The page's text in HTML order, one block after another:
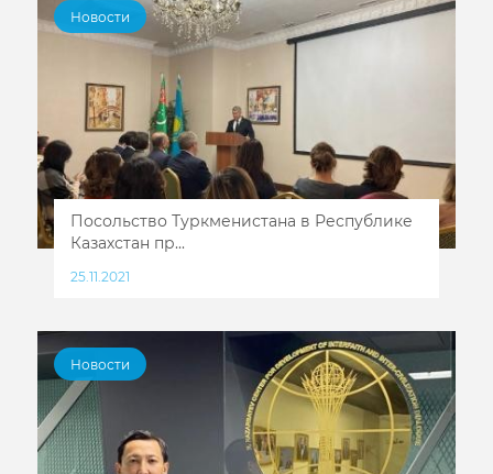
Новости
Посольство Туркменистана в Республике
Казахстан пр...
25.11.2021
Новости